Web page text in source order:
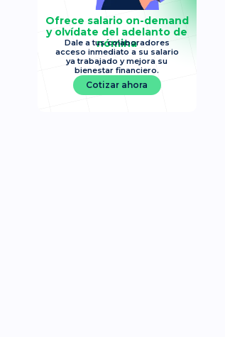
Ofrece salario on-demand
y olvídate del adelanto de
nómina
Dale a tus colaboradores
acceso inmediato a su salario
ya trabajado y mejora su
bienestar financiero.
Cotizar ahora